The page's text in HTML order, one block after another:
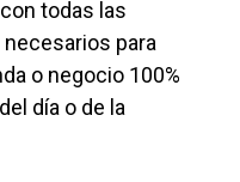
todas las
para
o negocio 100%
día o de la